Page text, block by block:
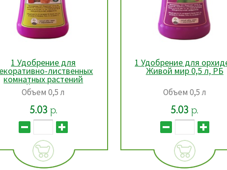
1 Удобрение для орхидей
Живой мир 0,5 л, РБ
Объем 0,5 л
5.03р.
1 Удобрение для роз
Живой мир 0,5 л, РБ
Объем 0,5 л
5.03р.